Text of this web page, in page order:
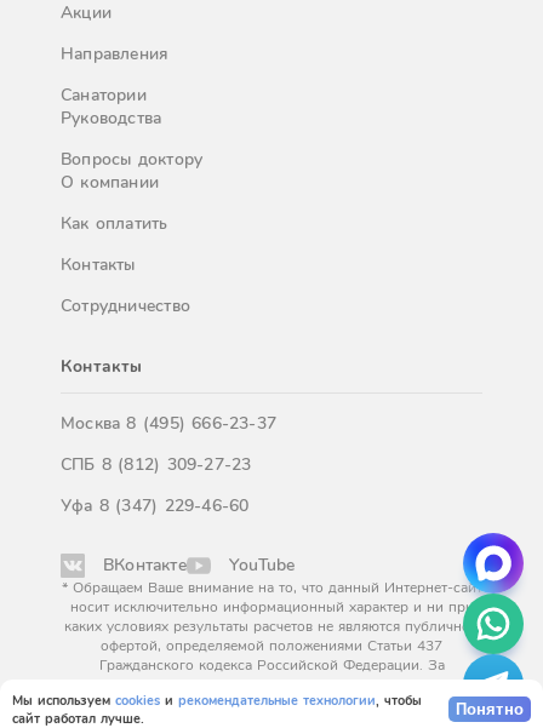
Мы используем cookies и рекомендательные технологии, чтобы
сайт работал лучше.
Понятно
Акции
Направления
Санатории
Руководства
Вопросы доктору
О компании
Как оплатить
Контакты
Сотрудничество
Контакты
Москва8 (495) 666-23-37
СПБ 8 (812) 309-27-23
Уфа 8 (347) 229-46-60
ВКонтакте YouTube
* Обращаем Ваше внимание на то, что данный Интернет-сайт
носит исключительно информационный характер и ни при
каких условиях результаты расчетов не являются публичной
офертой, определяемой положениями Статьи 437
Гражданского кодекса Российской Федерации. За
окончательным расчетом обращайтесь к нашим менеджерам.